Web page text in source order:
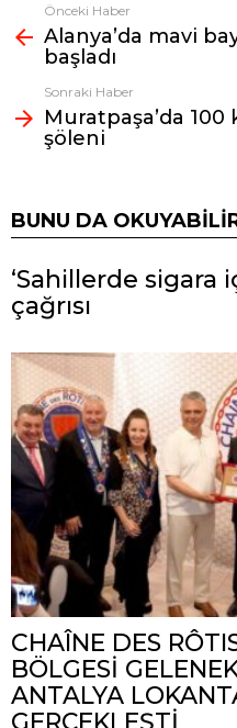
Fazlasına
bak
Önceki Haber
Alanya’da mavi
başladı
Sonraki Haber
Muratpaşa’da
şöleni
BUNU DA
‘Sahillerde sigara
çağrısı
CHAÎNE DES
BÖLGESİ
ANTALYA
GERÇEKLEŞTİ